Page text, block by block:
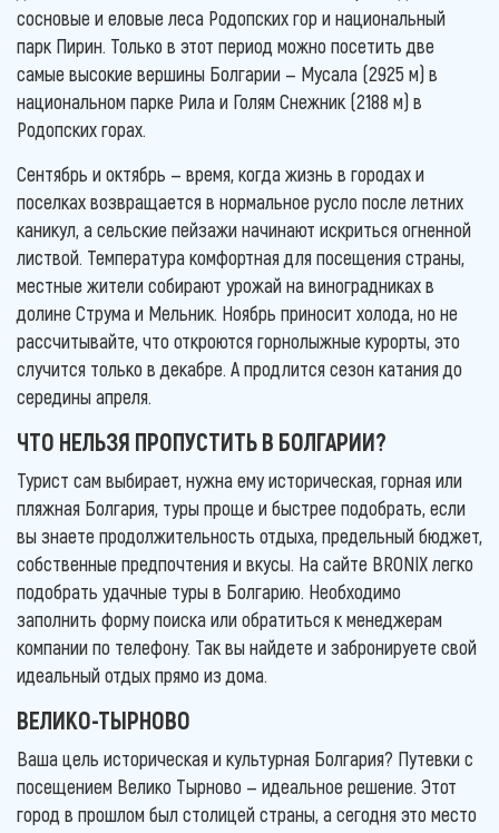
сосновые и еловые леса Родопских гор и национальный
парк Пирин. Только в этот период можно посетить две
самые высокие вершины Болгарии — Мусала (2925 м) в
национальном парке Рила и Голям Снежник (2188 м) в
Родопских горах.
Сентябрь и октябрь — время, когда жизнь в городах и
поселках возвращается в нормальное русло после летних
каникул, а сельские пейзажи начинают искриться огненной
листвой. Температура комфортная для посещения страны,
местные жители собирают урожай на виноградниках в
долине Струма и Мельник. Ноябрь приносит холода, но не
рассчитывайте, что откроются горнолыжные курорты, это
случится только в декабре. А продлится сезон катания до
середины апреля.
ЧТО НЕЛЬЗЯ ПРОПУСТИТЬ В БОЛГАРИИ?
Турист сам выбирает, нужна ему историческая, горная или
пляжная Болгария, туры проще и быстрее подобрать, если
вы знаете продолжительность отдыха, предельный бюджет,
собственные предпочтения и вкусы. На сайте BRONIX легко
подобрать удачные туры в Болгарию. Необходимо
заполнить форму поиска или обратиться к менеджерам
компании по телефону. Так вы найдете и забронируете свой
идеальный отдых прямо из дома.
ВЕЛИКО-ТЫРНОВО
Ваша цель историческая и культурная Болгария? Путевки с
посещением Велико Тырново — идеальное решение. Этот
город в прошлом был столицей страны, а сегодня это место